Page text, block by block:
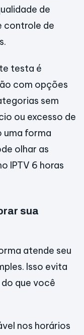
de
controle de
testa é
com opções
sem
ou excesso de
uma forma
olhar as
IPTV 6 horas
sua
atende seu
Isso evita
que você
nos horários